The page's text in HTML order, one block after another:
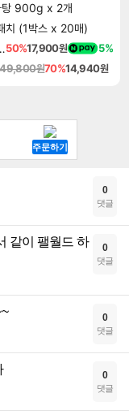
탕 900g x 2개
치 (1박스 x 20매)
Tides of Power Collection DLC50%17,900원 5%
49,800원70%14,940원
0
댓글
같이 팰월드 하
0
댓글
0
댓글
0
댓글